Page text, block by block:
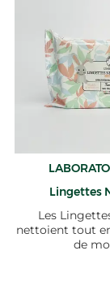
Lingettes
Les
nettoient tout
de